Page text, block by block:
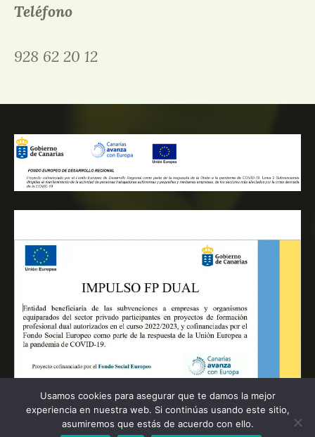
Teléfono
928 62 20 12
Usamos cookies para asegurar que te damos la mejor
experiencia en nuestra web. Si continúas usando este sitio,
asumiremos que estás de acuerdo con ello.